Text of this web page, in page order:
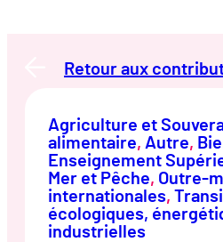
Retour aux
Agriculture et
alimentaire, Autre,
Enseignement
Mer et Pêche, Outre-
internationales,
écologiques,
industrielles